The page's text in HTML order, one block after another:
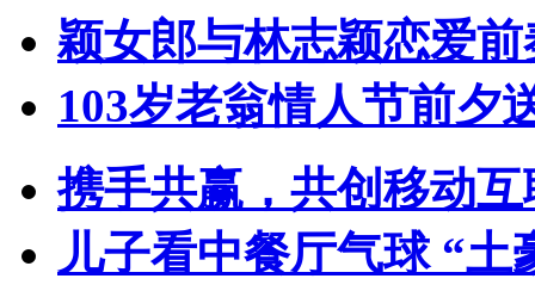
颖女郎与林志颖恋爱
103岁老翁情人节前夕
携手共赢，共创移动
儿子看中餐厅气球 “土